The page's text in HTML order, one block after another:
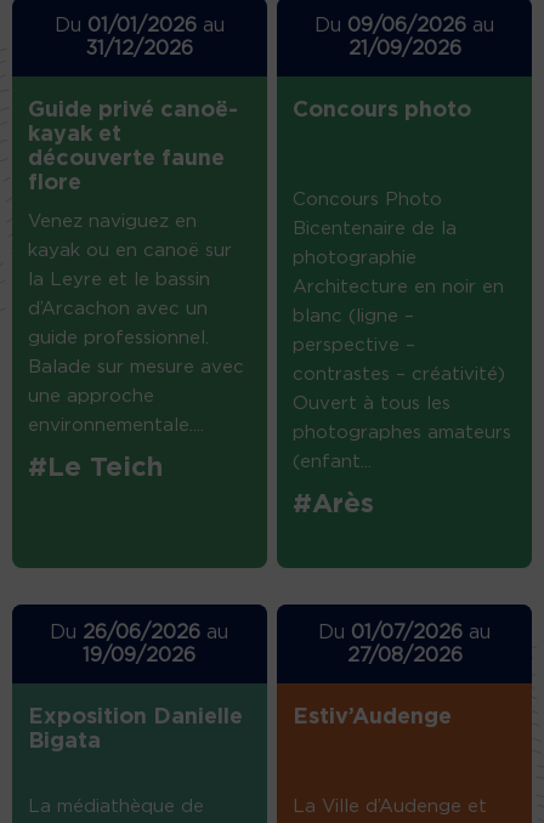
Du 01/01/2026au
31/12/2026
Guide privé canoë-
kayak et
découverte faune
flore
Venez naviguez en
kayak ou en canoë sur
la Leyre et le bassin
d’Arcachon avec un
guide professionnel.
Balade sur mesure avec
une approche
environnementale....
#Le Teich
Du 09/06/2026 au
21/09/2026
Concours photo
Concours Photo
Bicentenaire de la
photographie
Architecture en noir en
blanc (ligne –
perspective –
contrastes – créativité)
Ouvert à tous les
photographes amateurs
(enfant...
#Arès
Du 26/06/2026 au
19/09/2026
Exposition Danielle
Bigata
La médiathèque de
Du 01/07/2026 au
27/08/2026
Estiv’Audenge
La Ville d’Audenge et